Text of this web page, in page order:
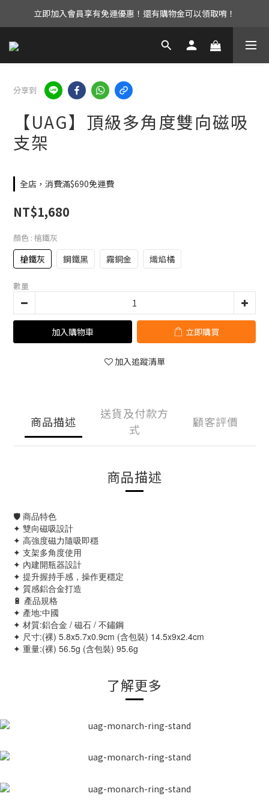
UAG iPhone17 全系列 88折優惠中！
立即加入會員享有免運優惠！還有購物金可以領取唷！
UAG iPhone17 全系列 88折優惠中！
分享到
【UAG】頂級多角度雙向磁吸
支架
全店，消費滿$690免運費
NT$1,680
顏色 : 槍鐵灰
槍鐵灰 鋼鐵黑 霧銅金 熾焰橘
數量
加入購物車 立即購買
加入追蹤清單
商品描述
送貨及付款方
式
顧客評價
商品描述
🛡 商品特色
✦ 雙向磁吸設計
✦ 高強度磁力隨吸即穩
✦ 支架多角度使用
✦ 內建開瓶器設計
✦ 提升握持手感，操作更穩定
✦ 質感鋁合金打造
🔋 產品規格
✦ 產地:中國
✦ 材質:鋁合金 / 磁石 / 不鏽鋼
✦ 尺寸:(裸) 5.8x5.7x0.9cm (含包裝) 14.5x9x2.4cm
✦ 重量:(裸) 56.5g (含包裝) 95.6g
了解更多